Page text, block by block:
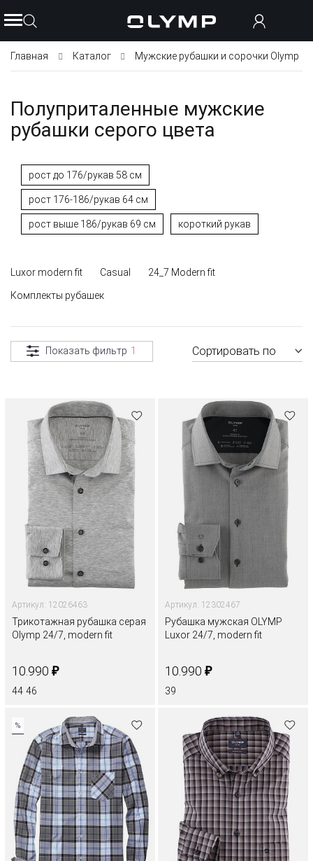
Главная Каталог Мужские рубашки и сорочки Olymp
Полуприталенные мужские
рубашки серого цвета
рост до 176/рукав 58 см
рост 176-186/рукав 64 см
рост выше 186/рукав 69 см короткий рукав
Luxor modern fit Casual 24_7 Modern fit
Комплекты рубашек
Показать фильтр 1 Сортировать по
Артикул: 12026463
Трикотажная рубашка серая
Olymp 24/7, modern fit
10.990 ₽
44 46
Артикул: 12302467
Рубашка мужская OLYMP
Luxor 24/7, modern fit
10.990 ₽
39
%